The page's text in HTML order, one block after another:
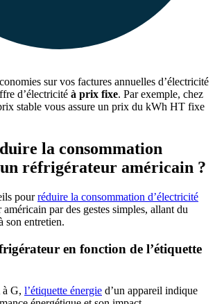
sur vos factures annuelles d’électricité
d’électricité à prix fixe. Par exemple, chez
stable vous assure un prix du kWh HT fixe
la consommation
réfrigérateur américain ?
pourréduire la consommation d’électricité
par des gestes simples, allant du
son entretien.
en fonction de l’étiquette
à G, l’étiquette énergie d’un appareil indique